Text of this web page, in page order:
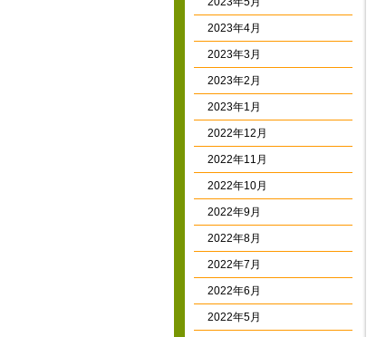
2023年4月
2023年3月
2023年2月
2023年1月
2022年12月
2022年11月
2022年10月
2022年9月
2022年8月
2022年7月
2022年6月
2022年5月